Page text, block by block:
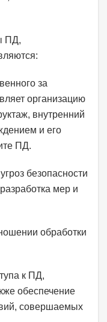
ПД,
за
организацию
внутренний
и его
ПД.
безопасности
мер и
обработки
к ПД,
обеспечение
совершаемых